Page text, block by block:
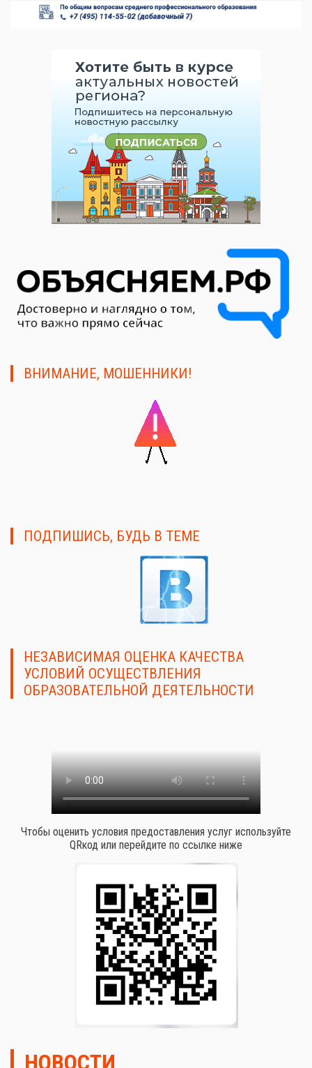
ВНИМАНИЕ, МОШЕННИКИ!
ПОДПИШИСЬ, БУДЬ В ТЕМЕ
НЕЗАВИСИМАЯ ОЦЕНКА КАЧЕСТВА
УСЛОВИЙ ОСУЩЕСТВЛЕНИЯ
ОБРАЗОВАТЕЛЬНОЙ ДЕЯТЕЛЬНОСТИ
Чтобы оценить условия предоставления услуг используйте
QRкод или перейдите по ссылке ниже
НОВОСТИ